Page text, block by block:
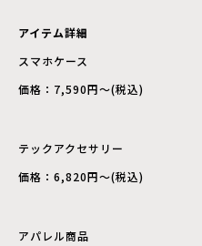
アイテム詳細
スマホケース
価格：7,590円〜(税込)
テックアクセサリー
価格：6,820円〜(税込)
アパレル商品